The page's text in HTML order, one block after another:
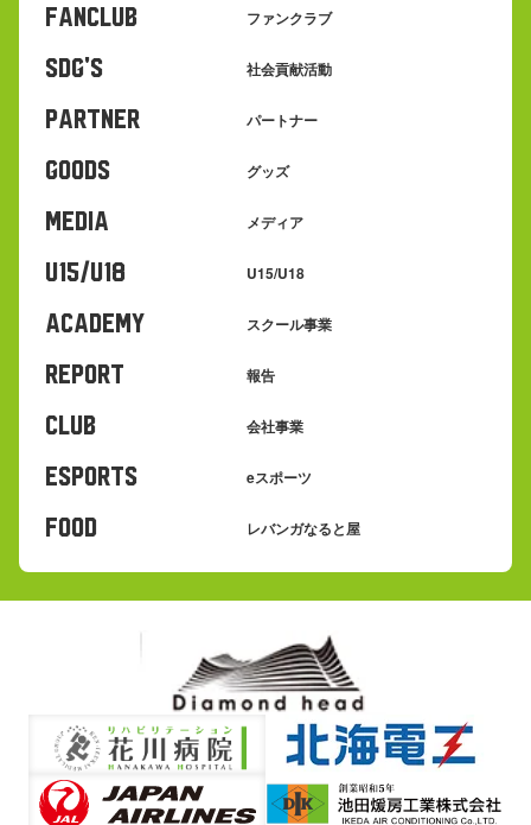
FANCLUB ファンクラブ
SDG's 社会貢献活動
PARTNER パートナー
GOODS グッズ
MEDIA メディア
U15/U18 U15/U18
ACADEMY スクール事業
REPORT 報告
CLUB 会社事業
eSPORTS eスポーツ
FOOD レバンガなると屋